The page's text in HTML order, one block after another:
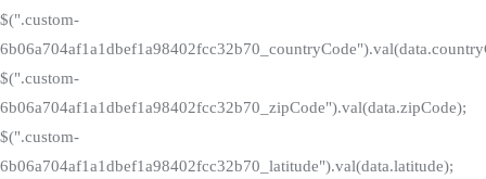
$(".custom-
$(".custom-
6b06a704af1a1dbef1a98402fcc32b70_zipCode").val(data.zipCode);
$(".custom-
6b06a704af1a1dbef1a98402fcc32b70_latitude").val(data.latitude);